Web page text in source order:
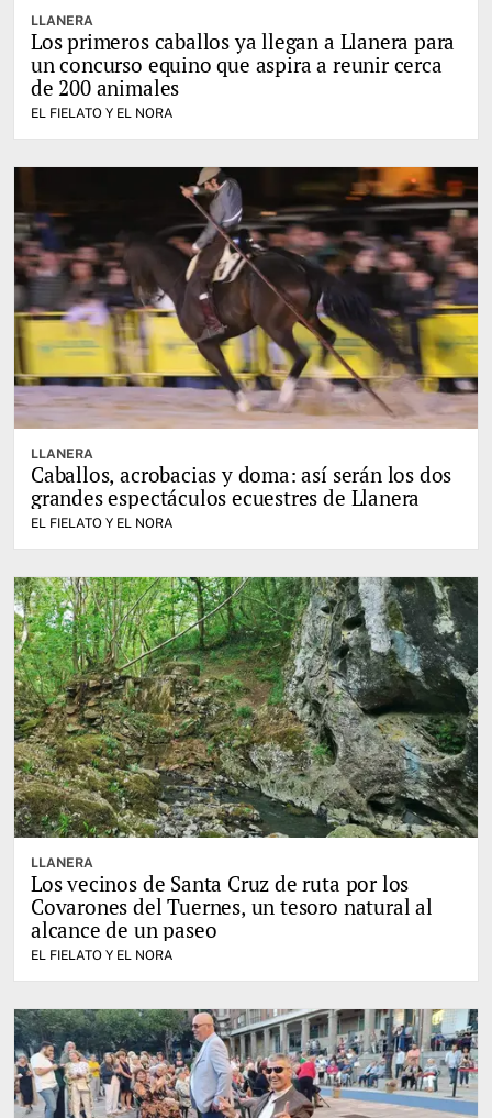
LLANERA
Los primeros caballos ya llegan a Llanera para
un concurso equino que aspira a reunir cerca
de 200 animales
EL FIELATO Y EL NORA
LLANERA
Caballos, acrobacias y doma: así serán los dos
grandes espectáculos ecuestres de Llanera
EL FIELATO Y EL NORA
LLANERA
Los vecinos de Santa Cruz de ruta por los
Covarones del Tuernes, un tesoro natural al
alcance de un paseo
EL FIELATO Y EL NORA